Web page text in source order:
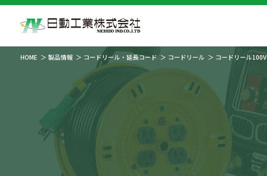
HOME 製品情報 コードリール・延長コード コードリール コードリール100V